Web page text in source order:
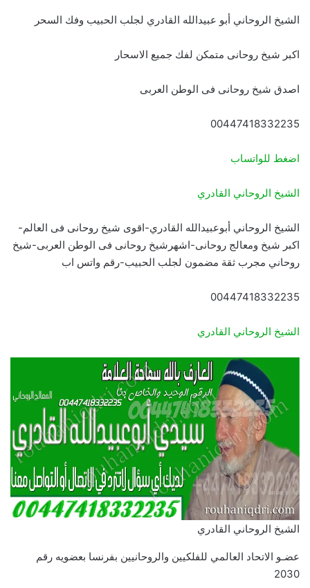
الشيخ الروحاني أبو عبيدالله القادري لجلب الحبيب وفك السحر
اكبر شيخ روحانى متمكن لفك جميع الاسحار
اصدق شيخ روحانى فى الوطن العربى
00447418332235
اضغط للواتساب
الشيخ الروحاني القادري
الشيخ الروحاني أبوعبيدالله القادري-اقوى شيخ روحانى فى العالم-
اكبر شيخ ومعالج روحانى-اشهرشيخ روحانى فى الوطن العربى-شيخ
روحاني مجرب ثقة مضمون لجلب الحبيب-رقم واتس اب
00447418332235
الشيخ الروحاني القادري
الشيخ الروحاني القادري
عضـو الاتحاد العالمي للفلكيين والروحانيين بفرنسا بعضويه رقم
2030